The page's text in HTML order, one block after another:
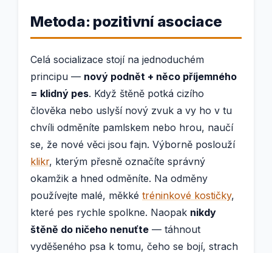
Metoda: pozitivní asociace
Celá socializace stojí na jednoduchém
principu — nový podnět + něco příjemného
= klidný pes. Když štěně potká cizího
člověka nebo uslyší nový zvuk a vy ho v tu
chvíli odměníte pamlskem nebo hrou, naučí
se, že nové věci jsou fajn. Výborně poslouží
klikr, kterým přesně označíte správný
okamžik a hned odměníte. Na odměny
používejte malé, měkké tréninkové kostičky,
které pes rychle spolkne. Naopak nikdy
štěně do ničeho nenuťte — táhnout
vyděšeného psa k tomu, čeho se bojí, strach